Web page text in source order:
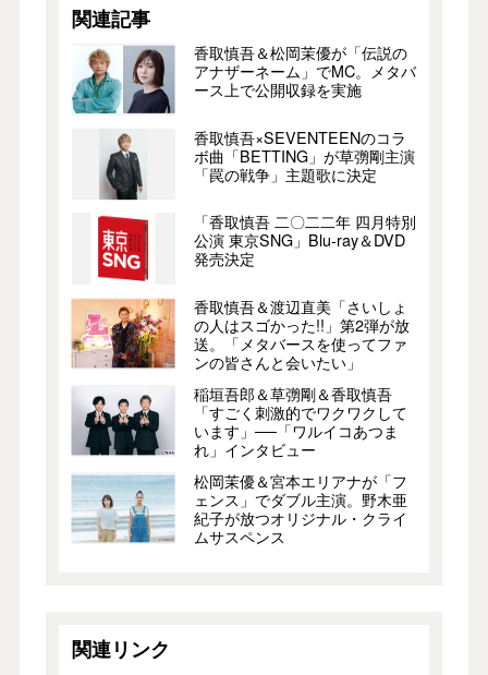
関連記事
香取慎吾＆松岡茉優が「伝説の
アナザーネーム」でMC。メタバ
ース上で公開収録を実施
香取慎吾×SEVENTEENのコラ
ボ曲「BETTING」が草彅剛主演
「罠の戦争」主題歌に決定
「香取慎吾 二〇二二年 四月特別
公演 東京SNG」Blu-ray＆DVD
発売決定
香取慎吾＆渡辺直美「さいしょ
の人はスゴかった!!」第2弾が放
送。「メタバースを使ってファ
ンの皆さんと会いたい」
稲垣吾郎＆草彅剛＆香取慎吾
「すごく刺激的でワクワクして
います」──「ワルイコあつま
れ」インタビュー
松岡茉優＆宮本エリアナが「フ
ェンス」でダブル主演。野木亜
紀子が放つオリジナル・クライ
ムサスペンス
関連リンク